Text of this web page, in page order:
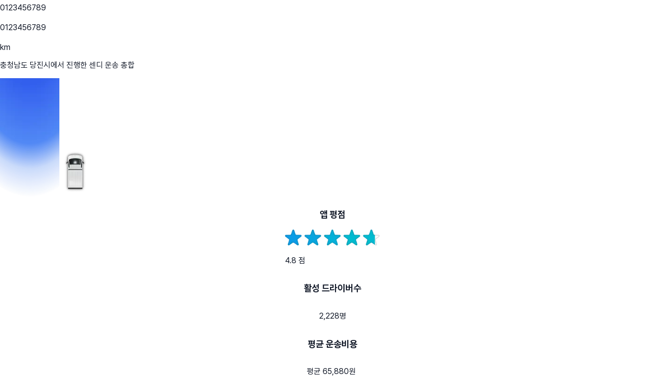
0123456789
0123456789
km
충청남도 당진시 에서 진행한 센디 운송 총합
앱 평점
4.8 점
활성 드라이버수
2,228명
평균 운송비용
평균 65,880원